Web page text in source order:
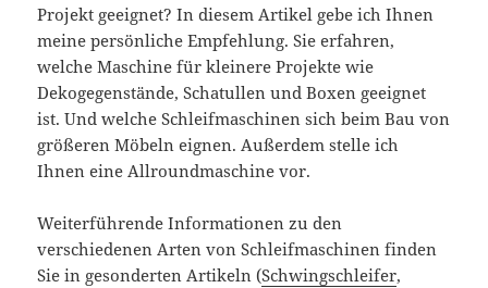
Projekt geeignet? In diesem Artikel gebe ich Ihnen
meine persönliche Empfehlung. Sie erfahren,
welche Maschine für kleinere Projekte wie
Dekogegenstände, Schatullen und Boxen geeignet
ist. Und welche Schleifmaschinen sich beim Bau von
größeren Möbeln eignen. Außerdem stelle ich
Ihnen eine Allroundmaschine vor.
Weiterführende Informationen zu den
verschiedenen Arten von Schleifmaschinen finden
Sie in gesonderten Artikeln (Schwingschleifer,